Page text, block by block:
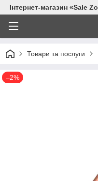
Інтернет-магазин «Sale
Товари та послуги
–2%